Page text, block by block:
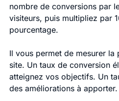
nombre de conversions par
visiteurs, puis multipliez par
pourcentage.
Il vous permet de mesurer
site. Un taux de conversion
atteignez vos objectifs. Un
des améliorations à apporter.